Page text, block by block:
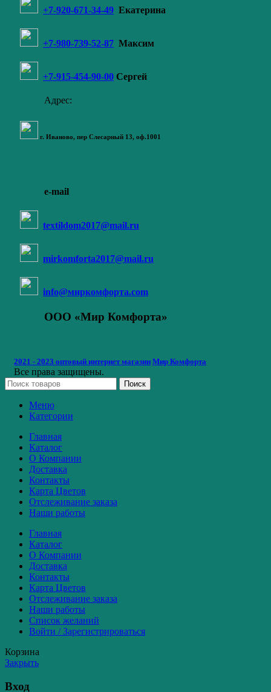
+7-920-671-34-49 Екатерина
+7-980-739-52-87 Максим
+7-915-454-90-00 Сергей
Адрес:
г. Иваново, пер Слесарный 13, оф.1001
e-mail
textildom2017@mail.ru
mirkomforta2017@mail.ru
info@миркомфорта.com
ООО «Мир Комфорта»
2021 - 2023 оптовый интернет магазин Мир Комфорта
Все права защищены.
Поиск
Меню
Категории
Главная
Каталог
О Компании
Доставка
Контакты
Карта Цветов
Отслеживание заказа
Наши работы
Главная
Каталог
О Компании
Доставка
Контакты
Карта Цветов
Отслеживание заказа
Наши работы
Список желаний
Войти / Зарегистрироваться
Корзина
Закрыть
Вход